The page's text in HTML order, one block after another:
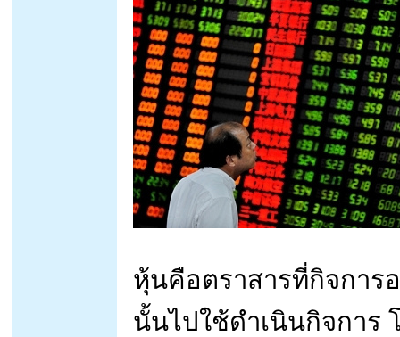
หุ้นคือตราสารที่กิจการ
นั้นไปใช้ดำเนินกิจการ